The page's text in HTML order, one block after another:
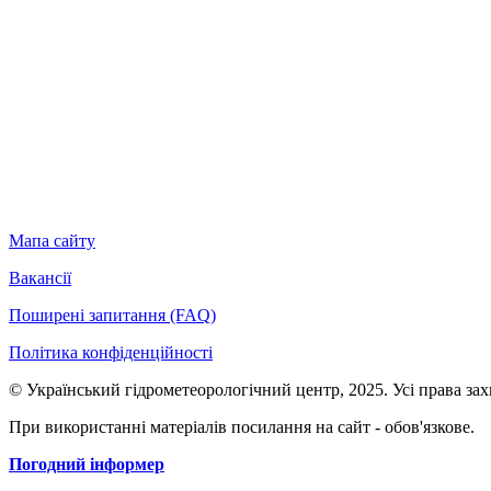
Мапа сайту
Вакансії
Поширені запитання (FAQ)
Політика конфіденційності
© Український гідрометеорологічний центр, 2025. Усі права
При використанні матеріалів посилання на сайт - обов'язкове.
Погодний інформер